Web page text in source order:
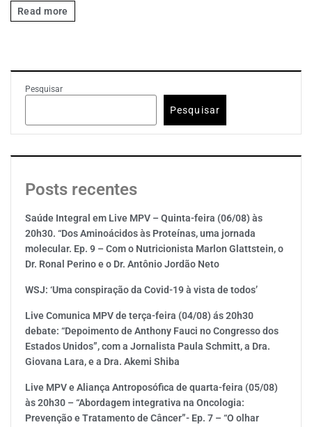
Read more
Pesquisar
Pesquisar
Posts recentes
Saúde Integral em Live MPV – Quinta-feira (06/08) às
20h30. “Dos Aminoácidos às Proteínas, uma jornada
molecular. Ep. 9 – Com o Nutricionista Marlon Glattstein, o
Dr. Ronal Perino e o Dr. Antônio Jordão Neto
WSJ: ‘Uma conspiração da Covid-19 à vista de todos’
Live Comunica MPV de terça-feira (04/08) ás 20h30
debate: “Depoimento de Anthony Fauci no Congresso dos
Estados Unidos”, com a Jornalista Paula Schmitt, a Dra.
Giovana Lara, e a Dra. Akemi Shiba
Live MPV e Aliança Antroposófica de quarta-feira (05/08)
às 20h30 – “Abordagem integrativa na Oncologia:
Prevenção e Tratamento de Câncer”- Ep. 7 – “O olhar